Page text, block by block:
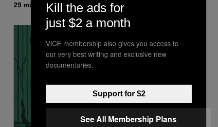
29 minutes ago ByCaleb Catlin
Kill the ads for
just $2 a month
VICE membership also gives you access to
our very best writing and exclusive new
documentaries.
Support for $2
See All Membership Plans